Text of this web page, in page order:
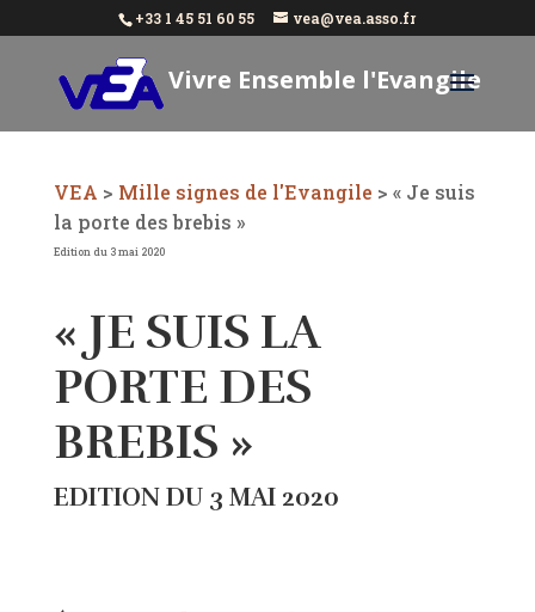
+33 1 45 51 60 55 vea@vea.asso.fr
Vivre Ensemble l'Evangile
VEA > Mille signes de l'Evangile > « Je suis
la porte des brebis »
Edition du 3 mai 2020
« JE SUIS LA
PORTE DES
BREBIS »
EDITION DU 3 MAI 2020